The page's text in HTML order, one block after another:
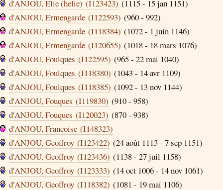
d'ANJOU, Elie (helie) (I123423) (1115 - 15 jan 1151)
d'ANJOU, Ermengarde (I122593) (960 - 992)
d'ANJOU, Ermengarde (I118384) (1072 - 1 juin 1146)
d'ANJOU, Ermengarde (I120655) (1018 - 18 mars 1076)
d'ANJOU, Foulques (I122595) (965 - 22 mai 1040)
d'ANJOU, Foulques (I118380) (1043 - 14 avr 1109)
d'ANJOU, Foulques (I118385) (1092 - 13 nov 1144)
d'ANJOU, Fouques (I119830) (910 - 958)
d'ANJOU, Fouques (I120023) (870 - 938)
d'ANJOU, Francoise (I148323)
d'ANJOU, Geoffroy (I123422) (24 août 1113 - 7 sep 1151)
d'ANJOU, Geoffroy (I123436) (1138 - 27 juil 1158)
d'ANJOU, Geoffroy (I123333) (14 oct 1006 - 14 nov 1061)
d'ANJOU, Geoffroy (I118382) (1081 - 19 mai 1106)